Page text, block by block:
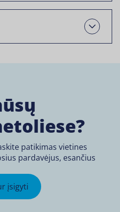
Open
patikimas vietines
pardavėjus, esančius
įsigyti